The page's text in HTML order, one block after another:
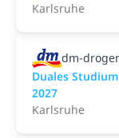
Karlsruhe
dm-
Duales
2027
Karlsruhe